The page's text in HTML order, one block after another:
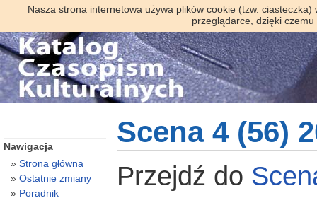
Nasza strona internetowa używa plików cookie (tzw.
przeglądarce, dzięki
Scena 4 (56)
Przejdź do
Nawigacja
Strona główna
Ostatnie zmiany
Poradnik